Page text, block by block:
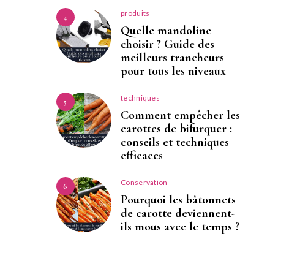
4 produits
Quelle mandoline
choisir ? Guide des
meilleurs trancheurs
pour tous les niveaux
5 techniques
Comment empêcher les
carottes de bifurquer :
conseils et techniques
efficaces
6 Conservation
Pourquoi les bâtonnets
de carotte deviennent-
ils mous avec le temps ?